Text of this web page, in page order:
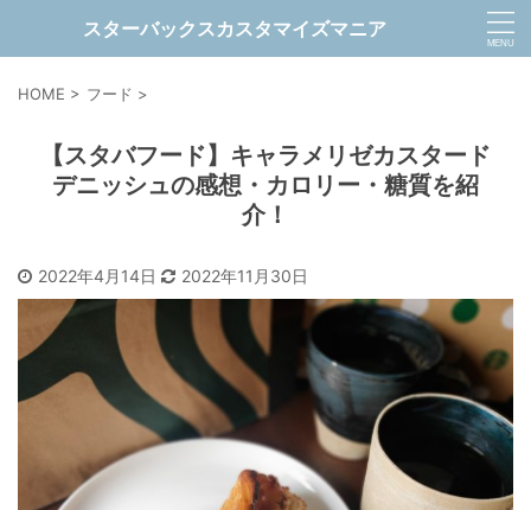
スターバックスカスタマイズマニア
HOME > フード >
【スタバフード】キャラメリゼカスタード
デニッシュの感想・カロリー・糖質を紹
介！
2022年4月14日 2022年11月30日